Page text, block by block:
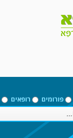
פורומים רופאים